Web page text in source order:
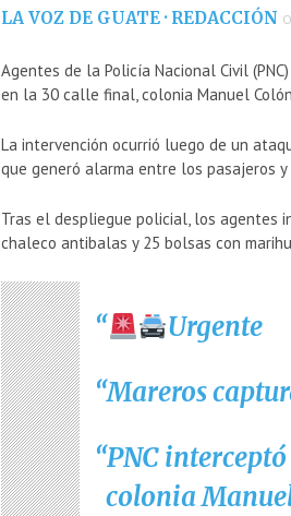
LA VOZ DE GUATE · REDACCIÓN
Agentes de la Policía Nacional Civil
en la 30 calle final, colonia Manuel
La intervención ocurrió luego de un
que generó alarma entre los pasajeros
Tras el despliegue policial, los agentes
chaleco antibalas y 25 bolsas con
Urgente
Mareros
PNC
colonia